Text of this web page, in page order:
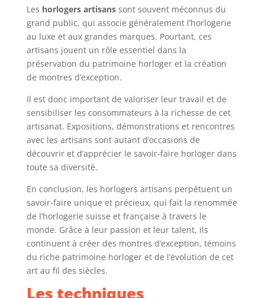
Les horlogers artisanssont souvent méconnus du
grand public, qui associe généralement l’horlogerie
au luxe et aux grandes marques. Pourtant, ces
artisans jouent un rôle essentiel dans la
préservation du patrimoine horloger et la création
de montres d’exception.
Il est donc important de valoriser leur travail et de
sensibiliser les consommateurs à la richesse de cet
artisanat. Expositions, démonstrations et rencontres
avec les artisans sont autant d’occasions de
découvrir et d’apprécier le savoir-faire horloger dans
toute sa diversité.
En conclusion, les horlogers artisans perpétuent un
savoir-faire unique et précieux, qui fait la renommée
de l’horlogerie suisse et française à travers le
monde. Grâce à leur passion et leur talent, ils
continuent à créer des montres d’exception, témoins
du riche patrimoine horloger et de l’évolution de cet
art au fil des siècles.
Les techniques